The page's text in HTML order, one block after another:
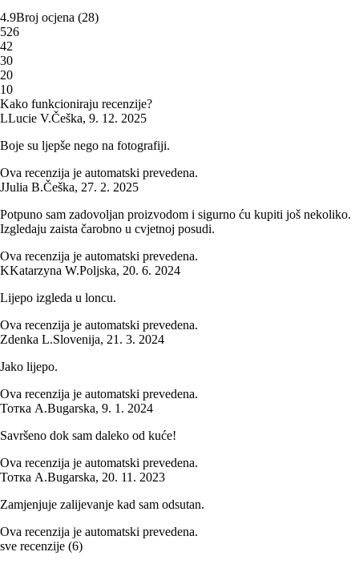
4.9Broj ocjena (28)
526
42
30
20
10
Kako funkcioniraju recenzije?
LLucie V.Češka, 9. 12. 2025
Boje su ljepše nego na fotografiji.
Ova recenzija je automatski prevedena.
JJulia B.Češka, 27. 2. 2025
Potpuno sam zadovoljan proizvodom i sigurno ću kupiti još nekoliko.
Izgledaju zaista čarobno u cvjetnoj posudi.
Ova recenzija je automatski prevedena.
KKatarzyna W.Poljska, 20. 6. 2024
Lijepo izgleda u loncu.
Ova recenzija je automatski prevedena.
Zdenka L.Slovenija, 21. 3. 2024
Jako lijepo.
Ova recenzija je automatski prevedena.
Тотка А.Bugarska, 9. 1. 2024
Savršeno dok sam daleko od kuće!
Ova recenzija je automatski prevedena.
Тотка А.Bugarska, 20. 11. 2023
Zamjenjuje zalijevanje kad sam odsutan.
Ova recenzija je automatski prevedena.
sve recenzije (6)